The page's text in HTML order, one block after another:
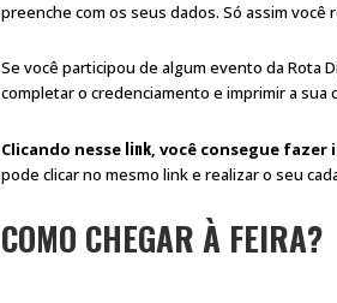
preenche com os seus dados. Só assim você
Se você participou de algum evento da Rota
completar o credenciamento e imprimir a sua
Clicando nesse link, você consegue fazer
pode clicar no mesmo link e realizar o seu
COMO CHEGAR À FEIRA?